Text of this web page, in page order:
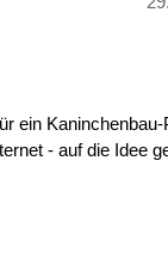
ein
- auf die Idee